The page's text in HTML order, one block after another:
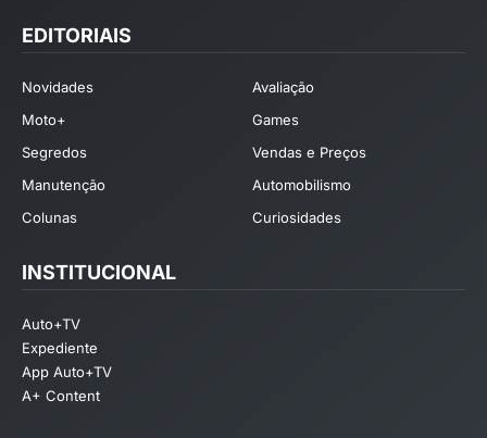
EDITORIAIS
Novidades
Avaliação
Moto+
Games
Segredos
Vendas e Preços
Manutenção
Automobilismo
Colunas
Curiosidades
INSTITUCIONAL
Auto+TV
Expediente
App Auto+TV
A+ Content